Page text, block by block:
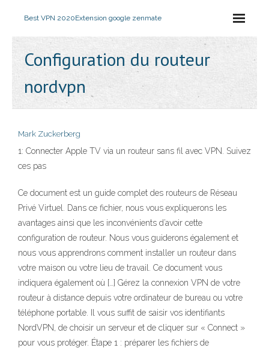
Best VPN 2020Extension google zenmate
Configuration du routeur
nordvpn
Mark Zuckerberg
1: Connecter Apple TV via un routeur sans fil avec VPN. Suivez
ces pas
Ce document est un guide complet des routeurs de Réseau
Privé Virtuel. Dans ce fichier, nous vous expliquerons les
avantages ainsi que les inconvénients d’avoir cette
configuration de routeur. Nous vous guiderons également et
nous vous apprendrons comment installer un routeur dans
votre maison ou votre lieu de travail. Ce document vous
indiquera également où […] Gérez la connexion VPN de votre
routeur à distance depuis votre ordinateur de bureau ou votre
téléphone portable. Il vous suffit de saisir vos identifiants
NordVPN, de choisir un serveur et de cliquer sur « Connect »
pour vous protéger. Étape 1 : préparer les fichiers de